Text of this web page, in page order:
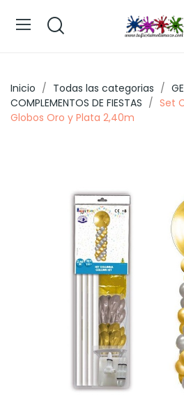
Inicio Todas las categorias
COMPLEMENTOS DE FIESTAS
Set
Globos Oro y Plata 2,40m